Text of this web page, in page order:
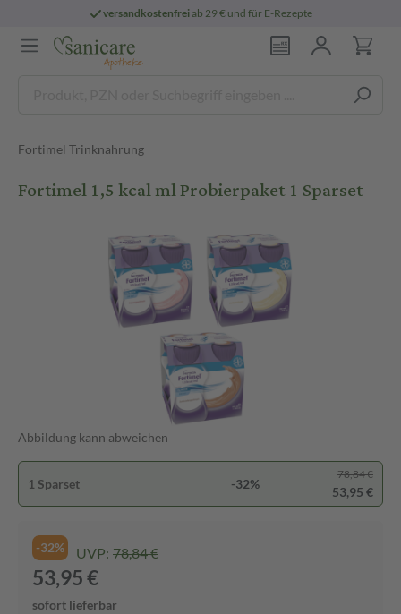
versandkostenfreiab 29 € und für E-Rezepte
Fortimel Trinknahrung
Fortimel 1,5 kcal ml Probierpaket 1 Sparset
Abbildung kann abweichen
1 Sparset -32%
78,84 €
53,95 €
-32% UVP: 78,84 €
53,95 €
sofort lieferbar